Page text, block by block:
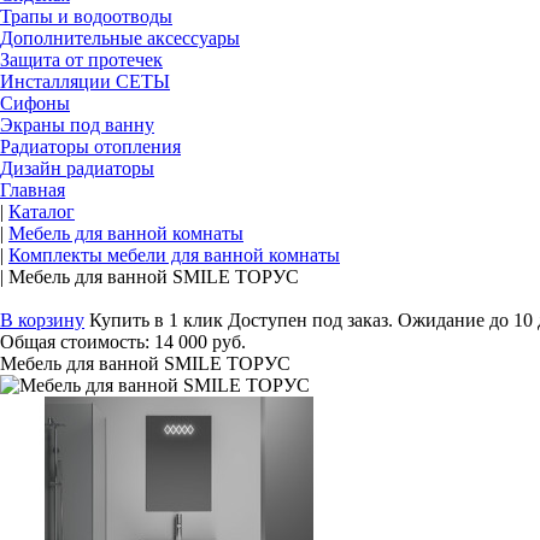
Трапы и водоотводы
Дополнительные аксессуары
Защита от протечек
Инсталляции СЕТЫ
Сифоны
Экраны под ванну
Радиаторы отопления
Дизайн радиаторы
Главная
| Каталог
| Мебель для ванной комнаты
| Комплекты мебели для ванной комнаты
| Мебель для ванной SMILE ТОРУС
В корзину Купить в 1 клик Доступен под заказ. Ожидание до 10
Общая стоимость: 14 000 руб.
Мебель для ванной SMILE ТОРУС